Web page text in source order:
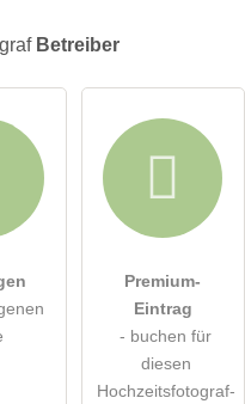
Betreiber
Premium-
Eintrag
- buchen für
diesen
Hochzeitsfotograf-